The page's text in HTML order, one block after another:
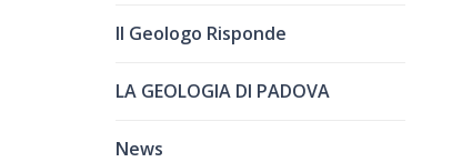
Il Geologo Risponde
LA GEOLOGIA DI PADOVA
News